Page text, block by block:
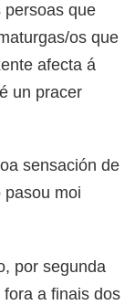
persoas que
os que
afecta á
un pracer
sensación de
pasou moi
por segunda
fora a finais dos